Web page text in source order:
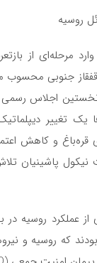
روسیه
مرحله‌ای از
جنوبی
اجلاس رسمی
تغییر
و کاهش
نیکول پاشینیان
معتقد بودند که